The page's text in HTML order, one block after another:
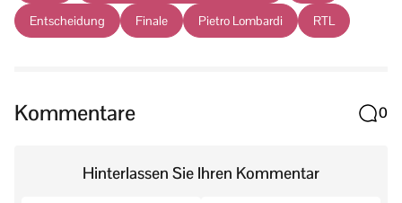
Entscheidung Finale Pietro Lombardi RTL
Kommentare 0
Hinterlassen Sie Ihren Kommentar